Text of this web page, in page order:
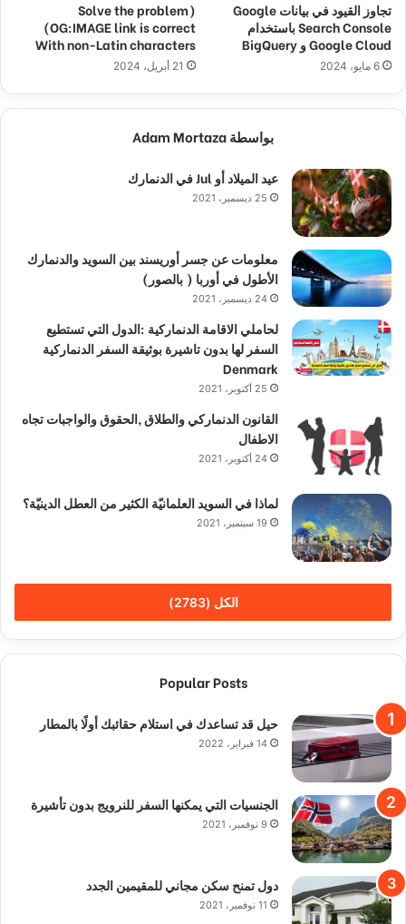
تجاوز القيود في بيانات Google
Search Console باستخدام
Google Cloud و BigQuery
6 مايو، 2024
(Solve the problem
(OG:IMAGE link is correct
With non-Latin characters
21 أبريل، 2024
بواسطة Adam Mortaza
عيد الميلاد أو Jul في الدنمارك
25 ديسمبر، 2021
معلومات عن جسر أوريسند بين السويد والدنمارك
الأطول في أوربا ( بالصور)
24 ديسمبر، 2021
لحاملي الاقامة الدنماركية :الدول التي تستطيع
السفر لها بدون تاشيرة بوثيقة السفر الدنماركية
Denmark
25 أكتوبر، 2021
القانون الدنماركي والطلاق ,الحقوق والواجبات تجاه
الاطفال
24 أكتوبر، 2021
لماذا في السويد العلمانيّة الكثير من العطل الدينيّة؟
19 سبتمبر، 2021
الكل (2783)
Popular Posts
حيل قد تساعدك في استلام حقائبك أولًا بالمطار
14 فبراير، 2022
الجنسيات التي يمكنها السفر للنرويج بدون تأشيرة
9 نوفمبر، 2021
دول تمنح سكن مجاني للمقيمين الجدد
11 نوفمبر، 2021